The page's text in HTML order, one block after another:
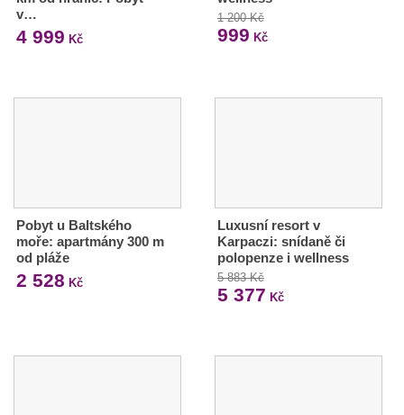
v…
4 999 Kč
1 200 Kč
999 Kč
Pobyt u Baltského
moře: apartmány 300 m
od pláže
2 528 Kč
Luxusní resort v
Karpaczi: snídaně či
polopenze i wellness
5 883 Kč
5 377 Kč